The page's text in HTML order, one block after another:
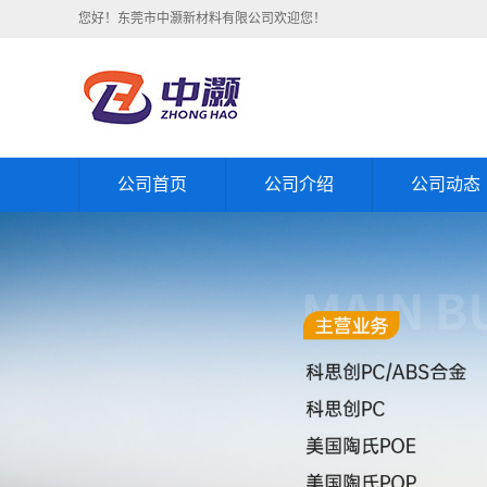
您好！东莞市中灏新材料有限公司欢迎您！
公司首页 公司介绍 公司动态